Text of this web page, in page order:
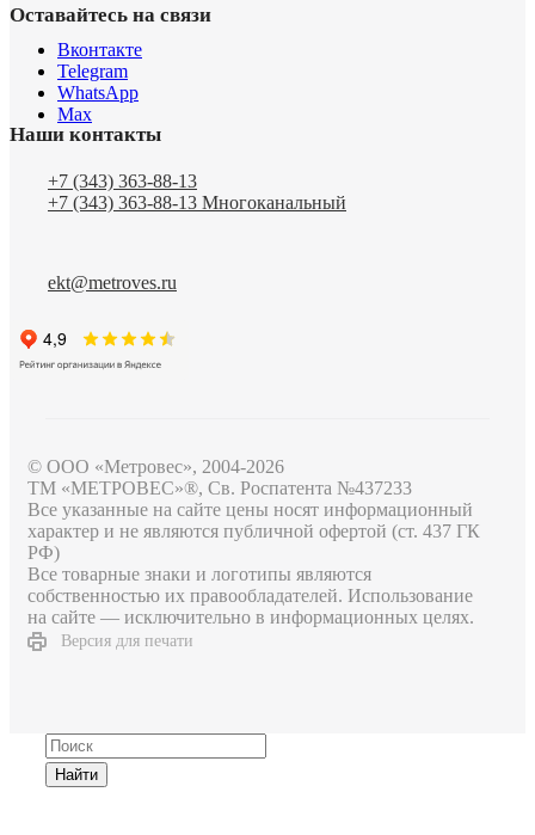
Оставайтесь на связи
Вконтакте
Telegram
WhatsApp
Max
Наши контакты
+7 (343) 363-88-13
+7 (343) 363-88-13 Многоканальный
ekt@metroves.ru
© ООО «Метровес», 2004-2026
ТМ «МЕТРОВЕС»®, Св. Роспатента №4​3​7​2​3​3
Все указанные на сайте цены носят информационный
характер и не являются публичной офертой (ст. 437 ГК
РФ)
Все товарные знаки и логотипы являются
собственностью их правообладателей. Использование
на сайте — исключительно в информационных целях.
Версия для печати
Найти